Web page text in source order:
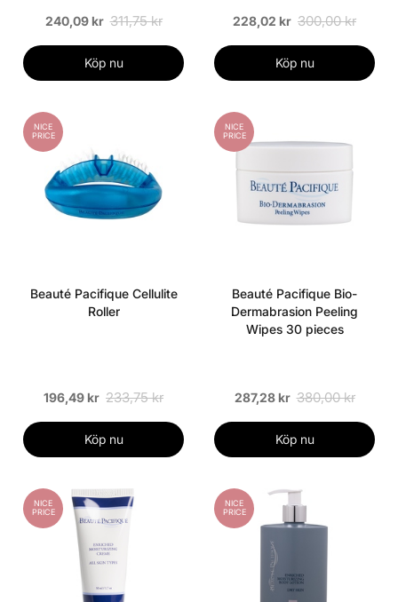
240,09 kr 311,75 kr
Köp nu
228,02 kr 300,00 kr
Köp nu
NICE
PRICE
Beauté Pacifique Cellulite
Roller
196,49 kr 233,75 kr
Köp nu
NICE
PRICE
Beauté Pacifique Bio-
Dermabrasion Peeling
Wipes 30 pieces
287,28 kr 380,00 kr
Köp nu
NICE
PRICE
NICE
PRICE